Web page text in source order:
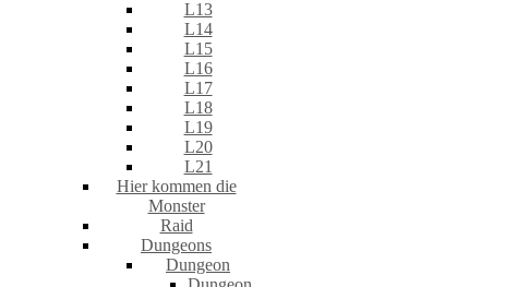
L13
L14
L15
L16
L17
L18
L19
L20
L21
Hier kommen die
Monster
Raid
Dungeons
Dungeon